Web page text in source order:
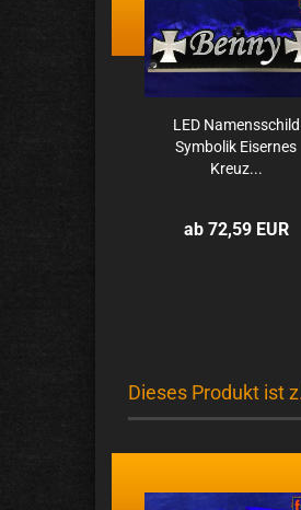
LED Na­mens­schild
Sym­bo­lik Ei­ser­nes
Kreuz...
ab 72,59 EUR
Dieses Produkt ist